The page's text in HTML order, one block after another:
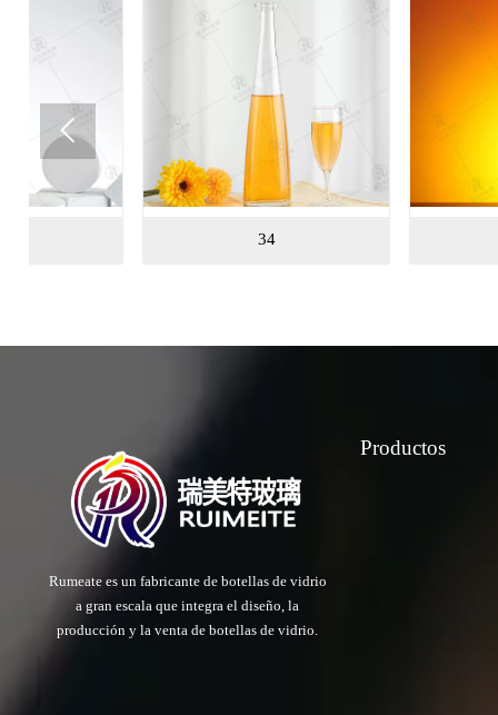

Rumeate es un fabricante de botellas de vidrio
a gran escala que integra el diseño, la
producción y la venta de botellas de vidrio.
Productos